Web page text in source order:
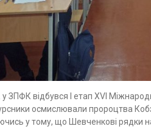
ЗПФК відбувся І етап ХVІ
осмислювали пророцтва
у тому, що Шевченкові рядки